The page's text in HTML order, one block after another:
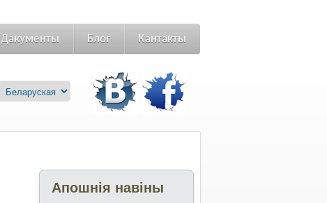
Дакументы Блог Кантакты
Апошнія навіны